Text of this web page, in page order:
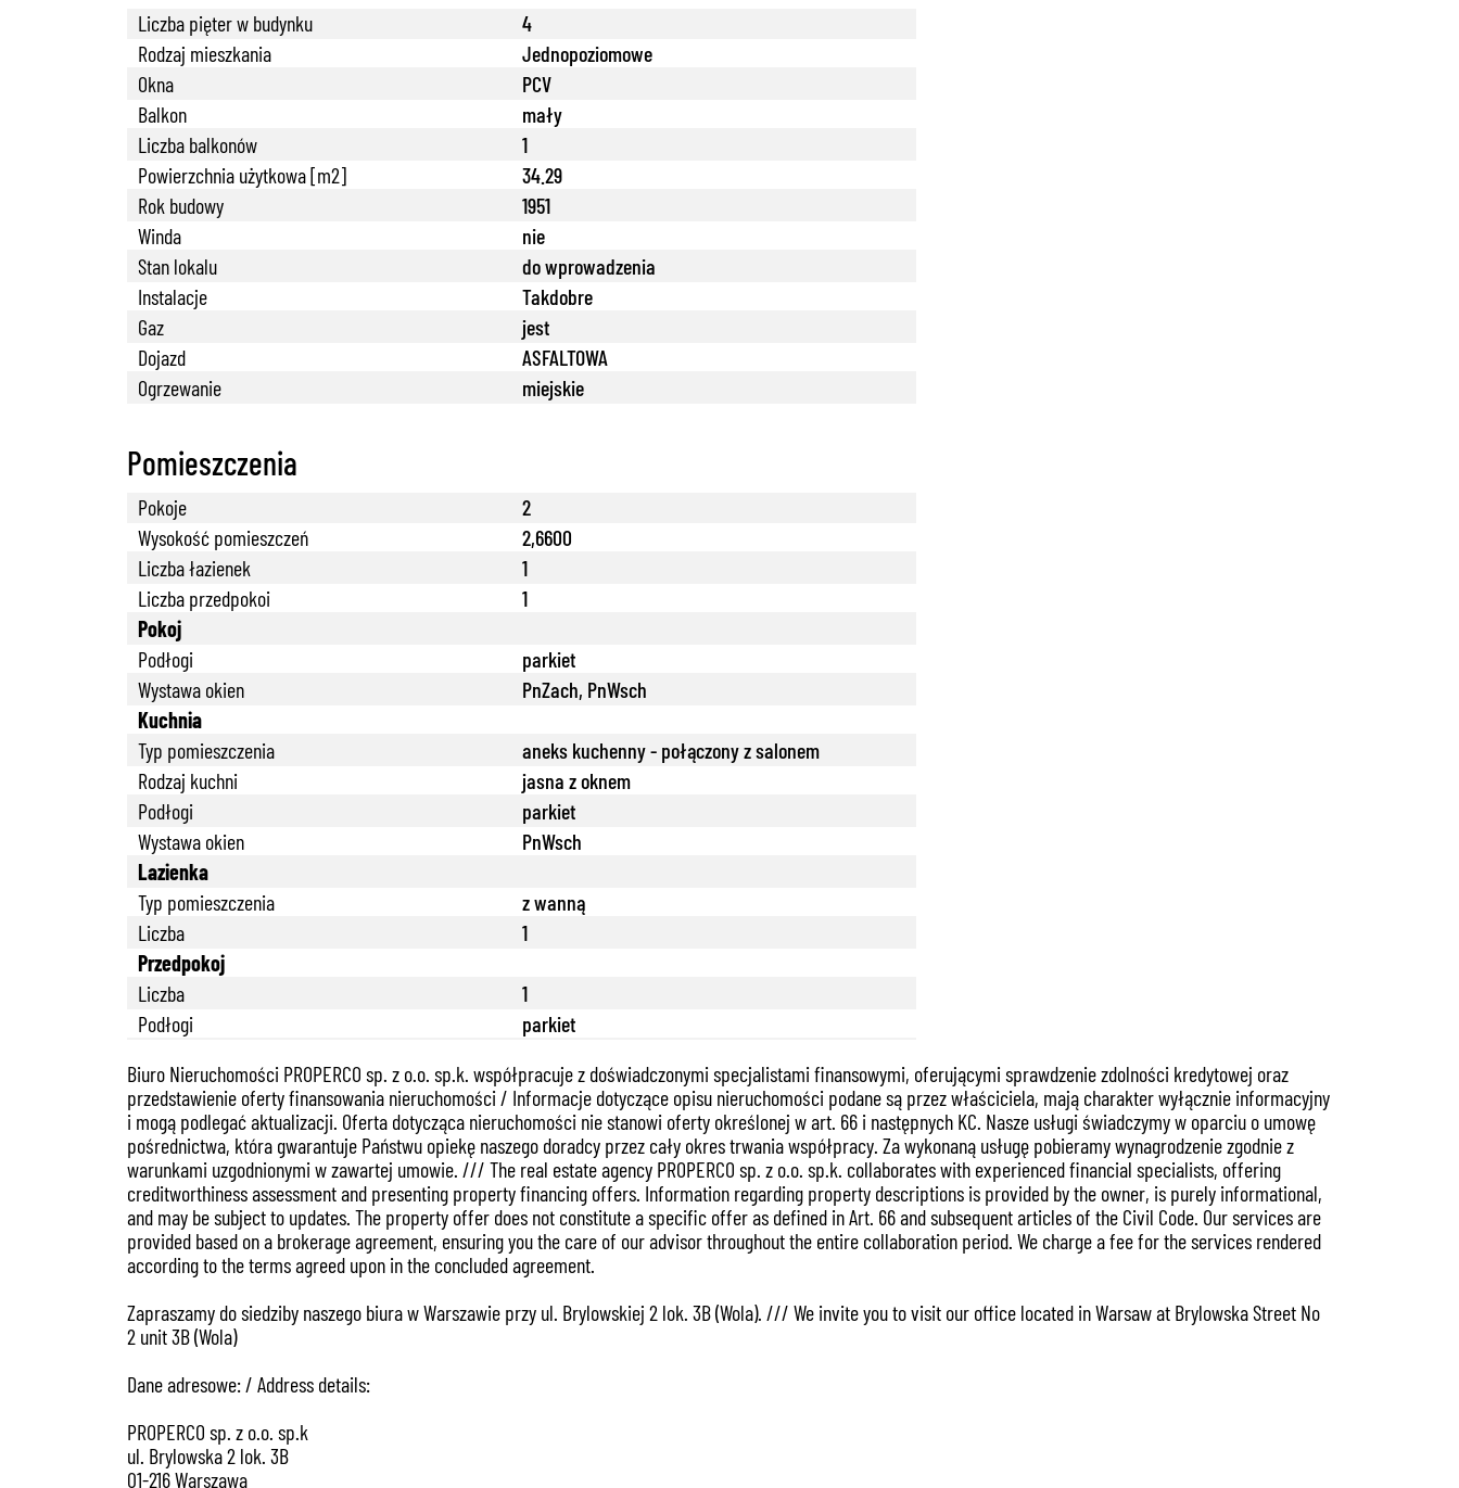
Liczba pięter w budynku
4
Rodzaj mieszkania
Jednopoziomowe
Okna
PCV
Balkon
mały
Liczba balkonów
1
Powierzchnia użytkowa [m2]
34.29
Rok budowy
1951
Winda
nie
Stan lokalu
do wprowadzenia
Instalacje
Takdobre
Gaz
jest
Dojazd
ASFALTOWA
Ogrzewanie
miejskie
Pomieszczenia
Pokoje
2
Wysokość pomieszczeń
2,6600
Liczba łazienek
1
Liczba przedpokoi
1
Pokoj
Podłogi
parkiet
Wystawa okien
PnZach, PnWsch
Kuchnia
Typ pomieszczenia
aneks kuchenny - połączony z salonem
Rodzaj kuchni
jasna z oknem
Podłogi
parkiet
Wystawa okien
PnWsch
Lazienka
Typ pomieszczenia
z wanną
Liczba
1
Przedpokoj
Liczba
1
Podłogi
parkiet
Biuro Nieruchomości PROPERCO sp. z o.o. sp.k. współpracuje z doświadczonymi specjalistami finansowymi, oferującymi sprawdzenie zdolności kredytowej oraz
przedstawienie oferty finansowania nieruchomości / Informacje dotyczące opisu nieruchomości podane są przez właściciela, mają charakter wyłącznie informacyjny
i mogą podlegać aktualizacji. Oferta dotycząca nieruchomości nie stanowi oferty określonej w art. 66 i następnych KC. Nasze usługi świadczymy w oparciu o umowę
pośrednictwa, która gwarantuje Państwu opiekę naszego doradcy przez cały okres trwania współpracy. Za wykonaną usługę pobieramy wynagrodzenie zgodnie z
warunkami uzgodnionymi w zawartej umowie. /// The real estate agency PROPERCO sp. z o.o. sp.k. collaborates with experienced financial specialists, offering
creditworthiness assessment and presenting property financing offers. Information regarding property descriptions is provided by the owner, is purely informational,
and may be subject to updates. The property offer does not constitute a specific offer as defined in Art. 66 and subsequent articles of the Civil Code. Our services are
provided based on a brokerage agreement, ensuring you the care of our advisor throughout the entire collaboration period. We charge a fee for the services rendered
according to the terms agreed upon in the concluded agreement.
Zapraszamy do siedziby naszego biura w Warszawie przy ul. Brylowskiej 2 lok. 3B (Wola). /// We invite you to visit our office located in Warsaw at Brylowska Street No
2 unit 3B (Wola)
Dane adresowe: / Address details:
PROPERCO sp. z o.o. sp.k
ul. Brylowska 2 lok. 3B
01-216 Warszawa